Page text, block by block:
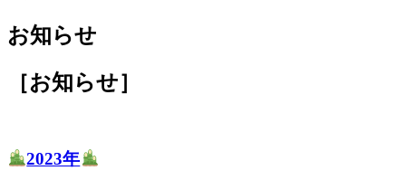
年間行事
お知らせ
［お知らせ］
2023年